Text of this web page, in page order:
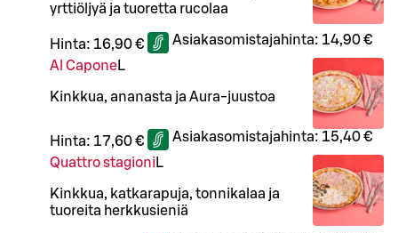
yrttiöljyä ja tuoretta rucolaa
Hinta: 16,90 € Asiakasomistajahinta: 14,90 €
Al CaponeL
Kinkkua, ananasta ja Aura-juustoa
Hinta: 17,60 € Asiakasomistajahinta: 15,40 €
Quattro stagioni L
Kinkkua, katkarapuja, tonnikalaa ja
tuoreita herkkusieniä